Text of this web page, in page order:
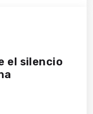
el silencio